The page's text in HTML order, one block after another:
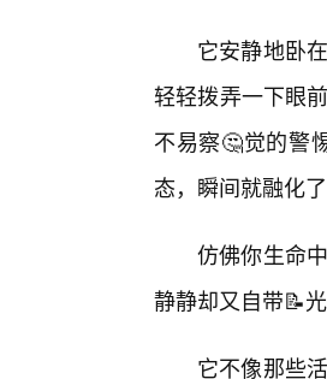
它安静地卧
轻轻拨弄一下眼
不易察🤔觉的警
态，瞬间就融化
仿佛你生命
静静却又自带📝光
它不像那些